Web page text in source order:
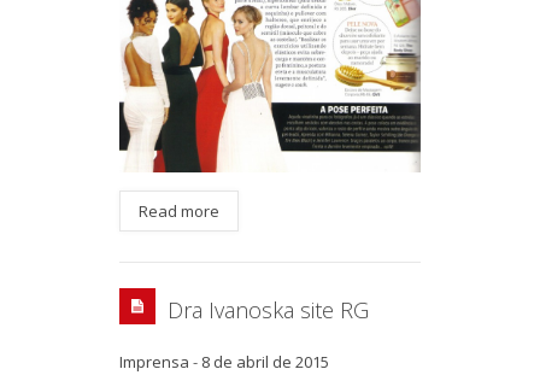
Read more
Dra Ivanoska site RG
Imprensa - 8 de abril de 2015